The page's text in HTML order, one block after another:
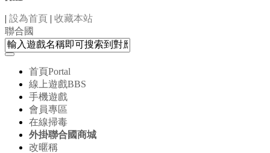
| 設為首頁 | 收藏本站
聯合國
首頁Portal
線上遊戲BBS
手機遊戲
會員專區
在線掃毒
外掛聯合國商城
改暱稱